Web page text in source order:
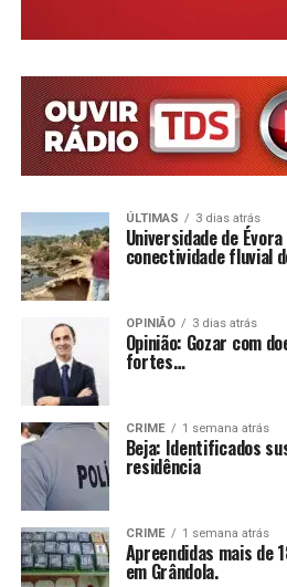
ÚLTIMAS 3 dias atrás
Universidade de
conectividade fluvial
OPINIÃO 3 dias atrás
Opinião: Gozar com
fortes…
CRIME 1 semana atrás
Beja: Identificados
residência
CRIME 1 semana atrás
Apreendidas mais de
em Grândola.